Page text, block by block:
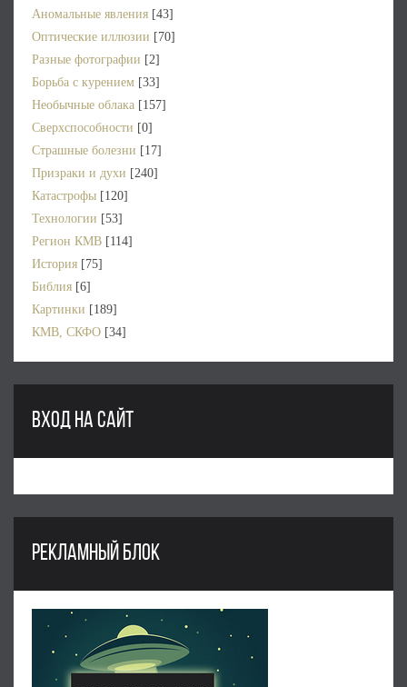
Аномальные явления [43]
Оптические иллюзии [70]
Разные фотографии [2]
Борьба с курением [33]
Необычные облака [157]
Сверхспособности [0]
Страшные болезни [17]
Призраки и духи [240]
Катастрофы [120]
Технологии [53]
Регион КМВ [114]
История [75]
Библия [6]
Картинки [189]
КМВ, СКФО [34]
ВХОД НА САЙТ
РЕКЛАМНЫЙ БЛОК